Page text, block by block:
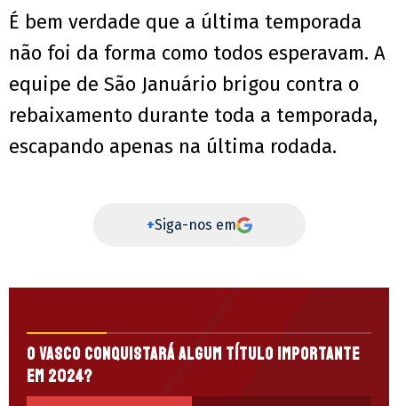
É bem verdade que a última temporada
não foi da forma como todos esperavam. A
equipe de São Januário brigou contra o
rebaixamento durante toda a temporada,
escapando apenas na última rodada.
+Siga-nos em
O Vasco conquistará algum título importante
em 2024?